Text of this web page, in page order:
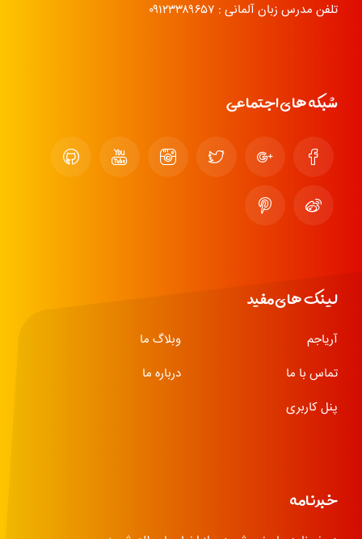
تلفن مدرس زبان آلمانی : ۰۹۱۲۳۳۸۹۶۵۷
شبکه های اجتماعی
لینک های مفید
آریاجم
وبلاگ ما
تماس با ما
درباره ما
پنل کاربری
خبرنامه